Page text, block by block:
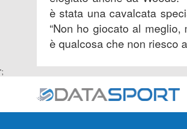
è stata una cavalcata
“Non ho giocato al
è qualcosa che non riesco
';